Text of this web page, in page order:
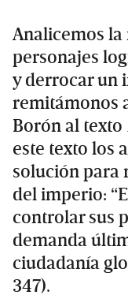
Analicemos la
personajes
y derrocar un
remitámonos
Borón al texto
este texto los
solución para
del imperio:
controlar sus
demanda
ciudadanía
347).